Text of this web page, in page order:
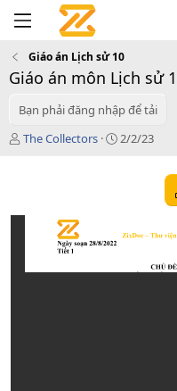
Giáo án Lịch sử 10
Giáo án môn Lịch sử
Bạn phải đăng nhập để tải
T
ả
The Collectors
C
o
2/2/23